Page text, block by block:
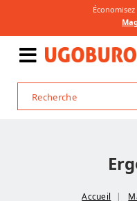
Accueil